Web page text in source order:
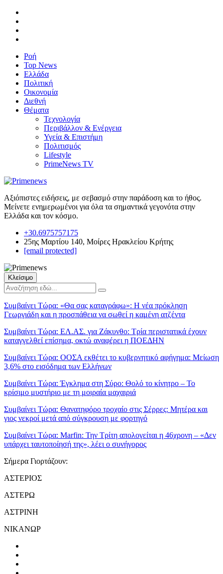
Ροή
Top News
Ελλάδα
Πολιτική
Οικονομία
Διεθνή
Θέματα
Τεχνολογία
Περιβάλλον & Ενέργεια
Υγεία & Επιστήμη
Πολιτισμός
Lifestyle
PrimeNews TV
Αξιόπιστες ειδήσεις, με σεβασμό στην παράδοση και το ήθος.
Μείνετε ενημερωμένοι για όλα τα σημαντικά γεγονότα στην
Ελλάδα και τον κόσμο.
+30.6975757175
25ης Μαρτίου 140, Μοίρες Ηρακλείου Κρήτης
[email protected]
Κλείσιμο
Συμβαίνει Τώρα: «Θα σας καταγράφω»: Η νέα πρόκληση
Γεωργιάδη και η προσπάθεια να σωθεί η καμένη ατζέντα
Συμβαίνει Τώρα: ΕΛ.ΑΣ. για Ζάκυνθο: Τρία περιστατικά έχουν
καταγγελθεί επίσημα, οκτώ αναφέρει η ΠΟΕΔΗΝ
Συμβαίνει Τώρα: ΟΟΣΑ εκθέτει το κυβερνητικό αφήγημα: Μείωση
3,6% στο εισόδημα των Ελλήνων
Συμβαίνει Τώρα: Έγκλημα στη Σύρο: Θολό το κίνητρο – Το
κρίσιμο μυστήριο με τη μοιραία μαχαιριά
Συμβαίνει Τώρα: Θανατηφόρο τροχαίο στις Σέρρες: Μητέρα και
γιος νεκροί μετά από σύγκρουση με φορτηγό
Συμβαίνει Τώρα: Marfin: Την Τρίτη απολογείται η 46χρονη – «Δεν
υπάρχει ταυτοποίησή της», λέει ο συνήγορος
Σήμερα Γιορτάζουν:
ΑΣΤΕΡΙΟΣ
ΑΣΤΕΡΩ
ΑΣΤΡΙΝΗ
ΝΙΚΑΝΩΡ